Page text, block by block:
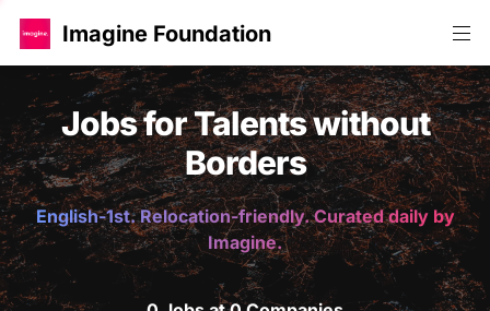
Imagine Foundation
Jobs for Talents without
Borders
English-1st. Relocation-friendly. Curated daily by
Imagine.